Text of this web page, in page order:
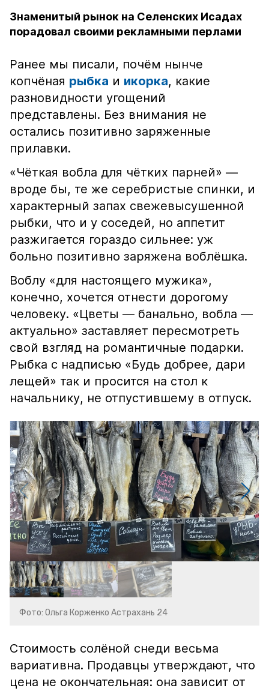
Знаменитый рынок на Селенских Исадах
порадовал своими рекламными перлами
Ранее мы писали, почём нынче
копчёная рыбка и икорка, какие
разновидности угощений
представлены. Без внимания не
остались позитивно заряженные
прилавки.
«Чёткая вобла для чётких парней» —
вроде бы, те же серебристые спинки, и
характерный запах свежевысушенной
рыбки, что и у соседей, но аппетит
разжигается гораздо сильнее: уж
больно позитивно заряжена воблёшка.
Воблу «для настоящего мужика»,
конечно, хочется отнести дорогому
человеку. «Цветы — банально, вобла —
актуально» заставляет пересмотреть
свой взгляд на романтичные подарки.
Рыбка с надписью «Будь добрее, дари
лещей» так и просится на стол к
начальнику, не отпустившему в отпуск.
Фото: Ольга Корженко Астрахань 24
Стоимость солёной снеди весьма
вариативна. Продавцы утверждают, что
цена не окончательная: она зависит от